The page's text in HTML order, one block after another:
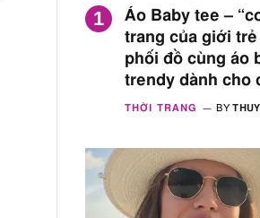
Áo Baby tee –
trang của giới trẻ
phối đồ cùng áo
trendy dành cho
THỜI TRANG BY